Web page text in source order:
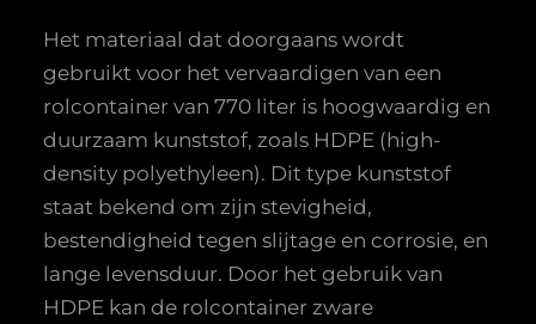
Het materiaal dat doorgaans wordt
gebruikt voor het vervaardigen van een
rolcontainer van 770 liter is hoogwaardig en
duurzaam kunststof, zoals HDPE (high-
density polyethyleen). Dit type kunststof
staat bekend om zijn stevigheid,
bestendigheid tegen slijtage en corrosie, en
lange levensduur. Door het gebruik van
HDPE kan de rolcontainer zware